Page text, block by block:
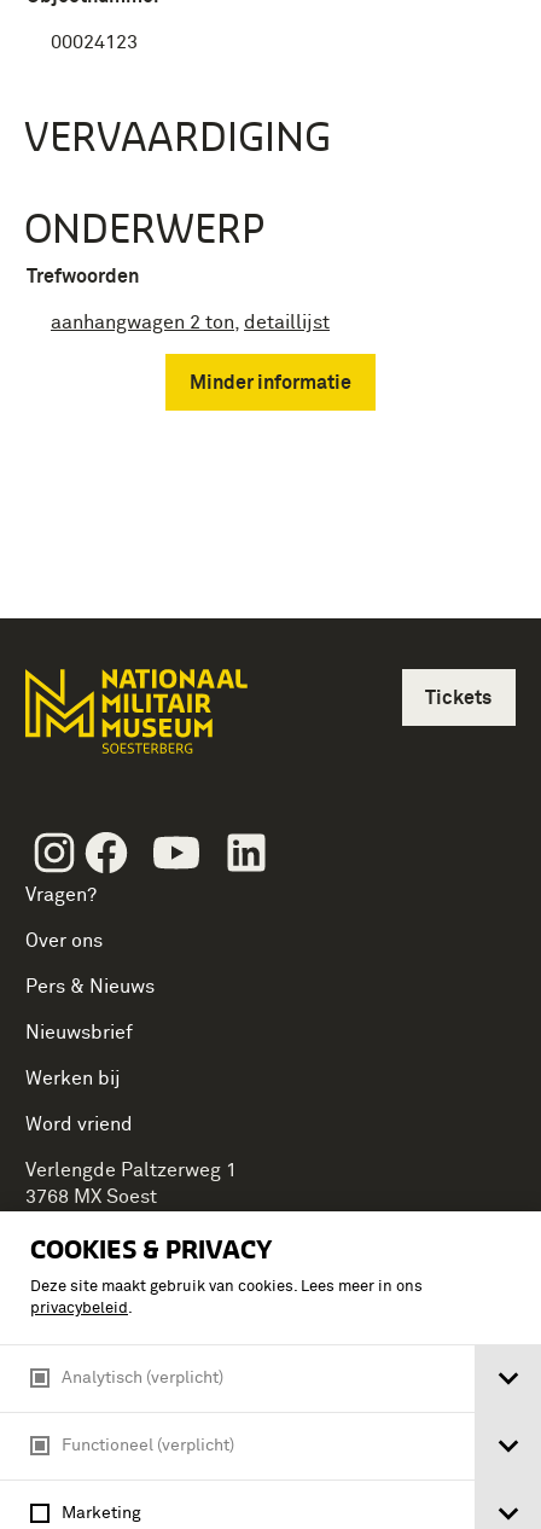
COOKIES & PRIVACY
Deze site maakt gebruik van cookies. Lees meer in ons
privacybeleid .
Analytisch (verplicht)
Functioneel (verplicht)
Marketing
00024123
VERVAARDIGING
ONDERWERP
Trefwoorden
aanhangwagen 2 ton detaillijst
Minder informatie
InstagramFacebookYoutube
Vragen?
Over ons
Pers & Nieuws
Nieuwsbrief
Werken bij
Word vriend
Tickets
Verlengde Paltzerweg 1
3768 MX Soest
Onderdeel van Stichting Koninklijke Defensiemusea,